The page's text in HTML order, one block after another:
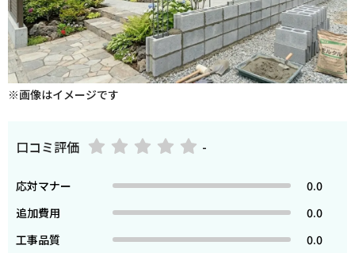
※画像はイメージです
口コミ評価 -
応対マナー
0.0
追加費用
0.0
工事品質
0.0